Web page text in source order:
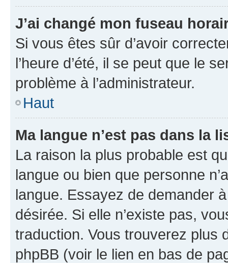
J’ai changé mon fuseau
Si vous êtes sûr d’avoir
l’heure d’été, il se peut que le
problème à l’administrateur.
Haut
Ma langue n’est pas dans la
La raison la plus probable est
langue ou bien que personne
langue. Essayez de demander
désirée. Si elle n’existe pas,
traduction. Vous trouverez plus
phpBB (voir le lien en bas de